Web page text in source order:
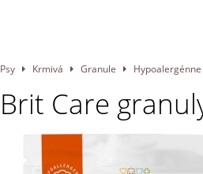
Psy Krmivá Granule Hypoalergénne
Brit Care